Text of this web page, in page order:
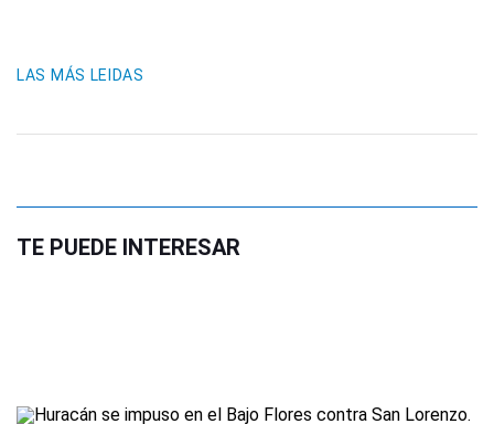
LAS MÁS LEIDAS
TE PUEDE INTERESAR